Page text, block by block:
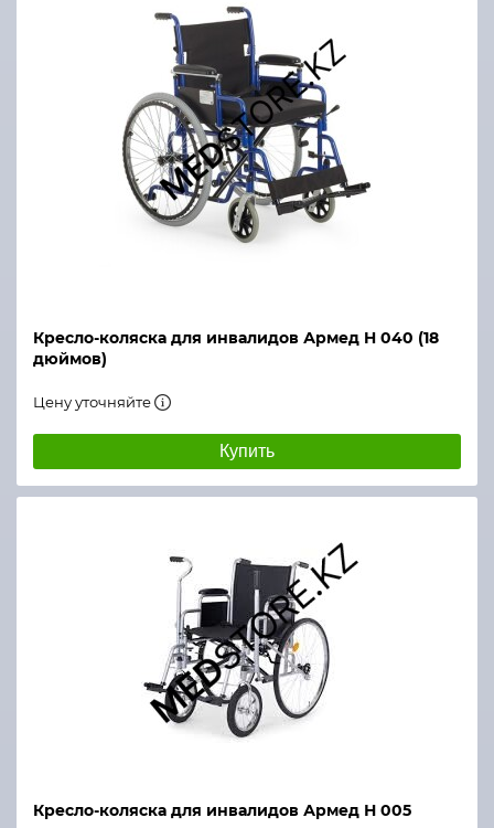
Кресло-коляска для инвалидов Армед H 040 (18
дюймов)
Цену уточняйте
Купить
Кресло-коляска для инвалидов Армед Н 005